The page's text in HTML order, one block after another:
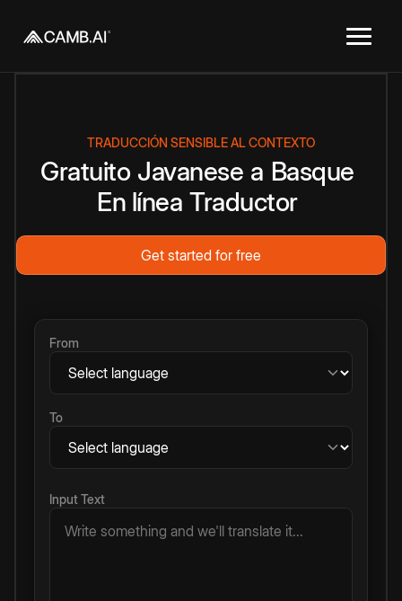
TRADUCCIÓN SENSIBLE AL CONTEXTO
Gratuito Javanese a Basque
En línea Traductor
Get started for free
From
To
Input Text